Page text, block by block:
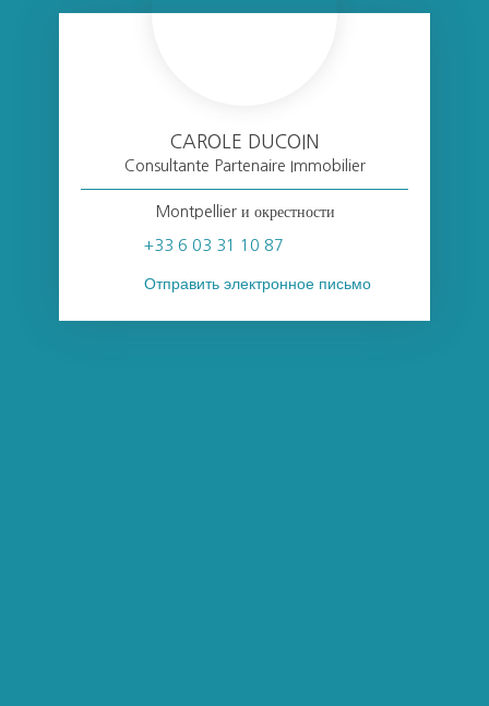
CAROLE DUCOIN
Consultante Partenaire Immobilier
Montpellier и окрестности
+33 6 03 31 10 87
Отправить электронное письмо